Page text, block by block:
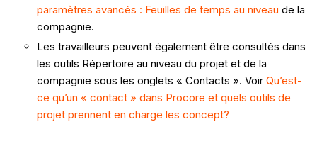
paramètres avancés : Feuilles de temps au niveau de la
compagnie.
Les travailleurs peuvent également être consultés dans
les outils Répertoire au niveau du projet et de la
compagnie sous les onglets « Contacts ». VoirQu’est-
ce qu’un « contact » dans Procore et quels outils de
projet prennent en charge les concept?